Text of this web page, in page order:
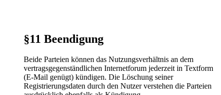
§11 Beendigung
Beide Parteien können das Nutzungsverhältnis an dem
vertragsgegenständlichen Internetforum jederzeit in Textform
(E-Mail genügt) kündigen. Die Löschung seiner
Registrierungsdaten durch den Nutzer verstehen die Parteien